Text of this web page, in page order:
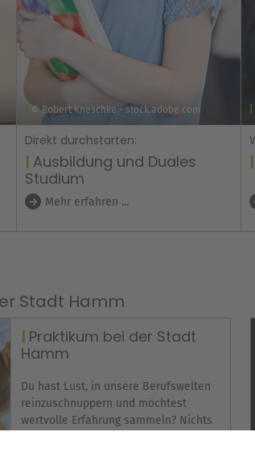
© Robert Kneschke - stock.adobe.com
Direkt durchstarten:
Ausbildung und Duales
Studium
Mehr erfahren ...
Stadt Hamm
Praktikum bei der Stadt
Hamm
Du hast Lust, in unsere Berufswelten
reinzuschnuppern und möchtest
wertvolle Erfahrung sammeln? Nichts